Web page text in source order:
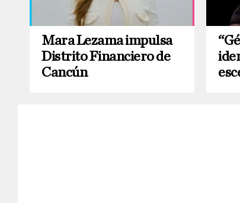
Mara Lezama impulsa
Distrito Financiero de
Cancún